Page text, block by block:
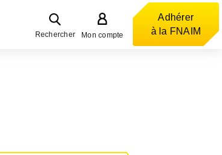
Rechercher Mon compte
Adhérer
à la FNAIM